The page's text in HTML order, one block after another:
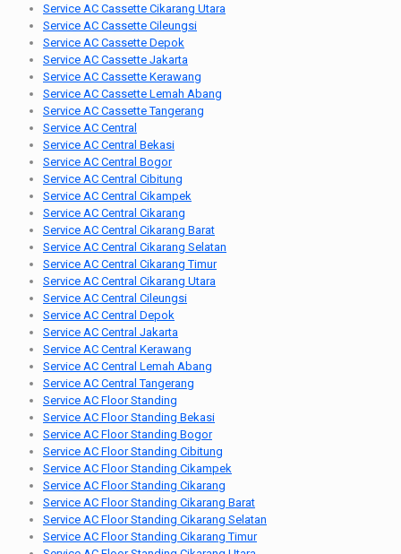
Service AC Cassette Cikarang Utara
Service AC Cassette Cileungsi
Service AC Cassette Depok
Service AC Cassette Jakarta
Service AC Cassette Kerawang
Service AC Cassette Lemah Abang
Service AC Cassette Tangerang
Service AC Central
Service AC Central Bekasi
Service AC Central Bogor
Service AC Central Cibitung
Service AC Central Cikampek
Service AC Central Cikarang
Service AC Central Cikarang Barat
Service AC Central Cikarang Selatan
Service AC Central Cikarang Timur
Service AC Central Cikarang Utara
Service AC Central Cileungsi
Service AC Central Depok
Service AC Central Jakarta
Service AC Central Kerawang
Service AC Central Lemah Abang
Service AC Central Tangerang
Service AC Floor Standing
Service AC Floor Standing Bekasi
Service AC Floor Standing Bogor
Service AC Floor Standing Cibitung
Service AC Floor Standing Cikampek
Service AC Floor Standing Cikarang
Service AC Floor Standing Cikarang Barat
Service AC Floor Standing Cikarang Selatan
Service AC Floor Standing Cikarang Timur